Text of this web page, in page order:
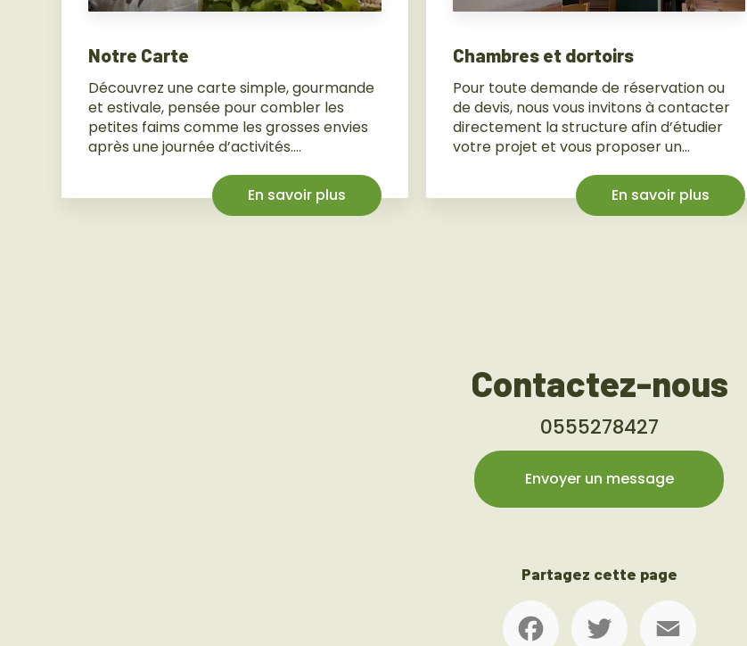
Notre Carte
Découvrez une carte simple, gourmande
et estivale, pensée pour combler les
petites faims comme les grosses envies
après une journée d’activités....
En savoir plus
Chambres et dortoirs
Pour toute demande de réservation ou
de devis, nous vous invitons à contacter
directement la structure afin d’étudier
votre projet et vous proposer un...
En savoir plus
Contactez-nous
0555278427
Envoyer un message
Partagez cette page
Facebook Twitter